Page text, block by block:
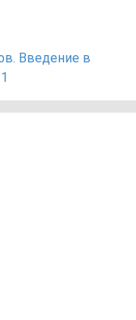
Введение в